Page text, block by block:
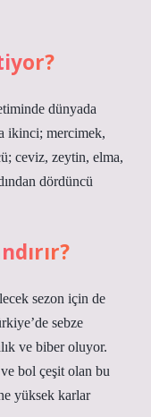
dünyada
ikinci; mercimek,
ceviz, zeytin, elma,
dördüncü
sezon için de
sebze
ve biber oluyor.
bol çeşit olan bu
yüksek karlar